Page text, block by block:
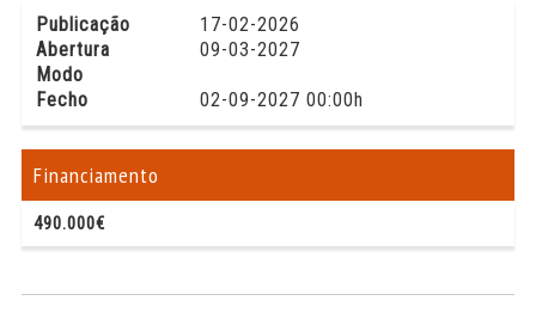
Publicação
17-02-2026
Abertura
09-03-2027
Modo
Fecho
02-09-2027 00:00h
Financiamento
490.000€